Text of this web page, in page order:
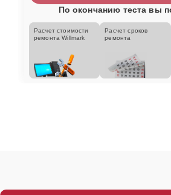
По окончанию теста вы
Расчет стоимости
ремонта Willmark
Расчет сроков
ремонта